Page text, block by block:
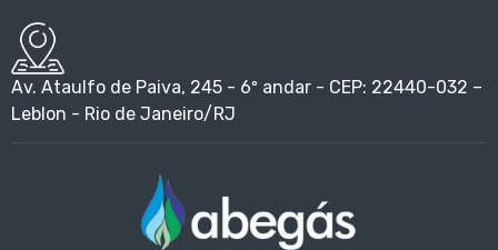
Av. Ataulfo de Paiva, 245 - 6º andar - CEP: 22440-032 –
Leblon - Rio de Janeiro/RJ